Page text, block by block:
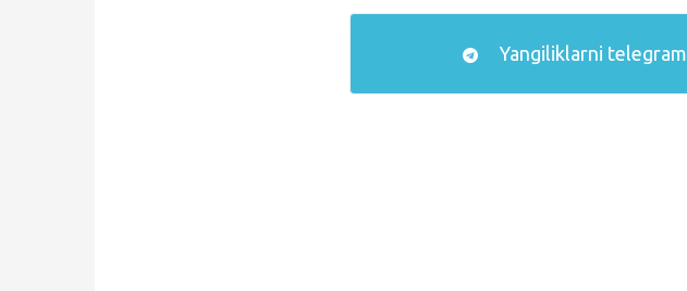
Yangiliklarni telegram